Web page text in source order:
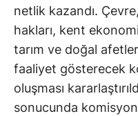
netlik kazandı.
hakları, kent
tarım ve doğal
faaliyet gösterecek
oluşması
sonucunda